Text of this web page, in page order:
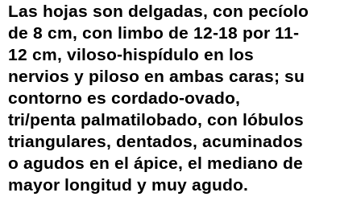
Las hojas son delgadas, con pecíolo
de 8 cm, con limbo de 12-18 por 11-
12 cm, viloso-hispídulo en los
nervios y piloso en ambas caras; su
contorno es cordado-ovado,
tri/penta palmatilobado, con lóbulos
triangulares, dentados, acuminados
o agudos en el ápice, el mediano de
mayor longitud y muy agudo.